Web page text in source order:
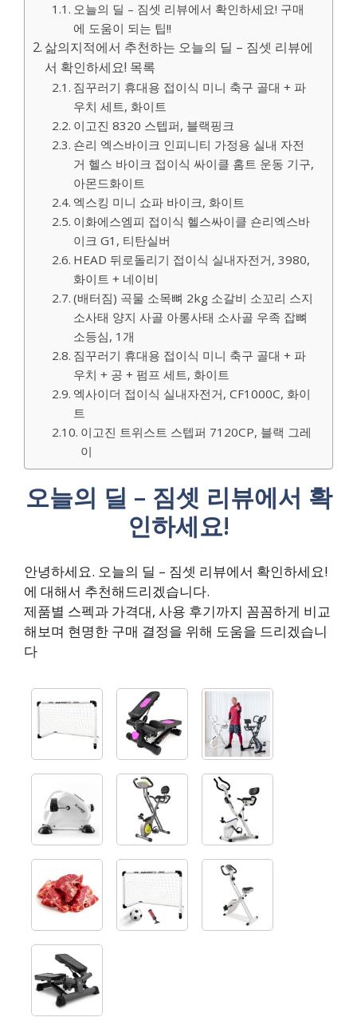
오늘의 딜 – 짐셋 리뷰에서 확인하세요! 구매
에 도움이 되는 팁!!
삶의지적에서 추천하는 오늘의 딜 – 짐셋 리뷰에
서 확인하세요! 목록
짐꾸러기 휴대용 접이식 미니 축구 골대 + 파
우치 세트, 화이트
이고진 8320 스텝퍼, 블랙핑크
숀리 엑스바이크 인피니티 가정용 실내 자전
거 헬스 바이크 접이식 싸이클 홈트 운동 기구,
아몬드화이트
엑스킹 미니 쇼파 바이크, 화이트
이화에스엠피 접이식 헬스싸이클 숀리엑스바
이크 G1, 티탄실버
HEAD 뒤로돌리기 접이식 실내자전거, 3980,
화이트 + 네이비
(배터짐) 곡물 소목뼈 2kg 소갈비 소꼬리 스지
소사태 양지 사골 아롱사태 소사골 우족 잡뼈
소등심, 1개
짐꾸러기 휴대용 접이식 미니 축구 골대 + 파
우치 + 공 + 펌프 세트, 화이트
엑사이더 접이식 실내자전거, CF1000C, 화이
트
이고진 트위스트 스텝퍼 7120CP, 블랙 그레
이
오늘의 딜 – 짐셋 리뷰에서 확
인하세요!
안녕하세요. 오늘의 딜 – 짐셋 리뷰에서 확인하세요!
에 대해서 추천해드리겠습니다.
제품별 스펙과 가격대, 사용 후기까지 꼼꼼하게 비교
해보며 현명한 구매 결정을 위해 도움을 드리겠습니
다